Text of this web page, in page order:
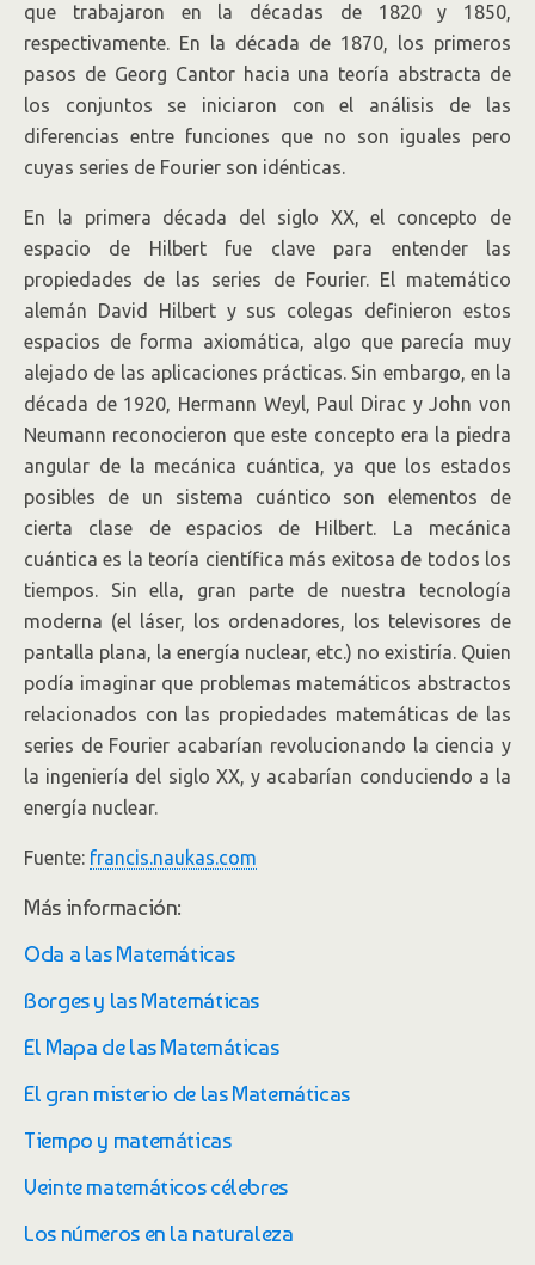
que trabajaron en la décadas de 1820 y 1850,
respectivamente. En la década de 1870, los primeros
pasos de Georg Cantor hacia una teoría abstracta de
los conjuntos se iniciaron con el análisis de las
diferencias entre funciones que no son iguales pero
cuyas series de Fourier son idénticas.
En la primera década del siglo XX, el concepto de
espacio de Hilbert fue clave para entender las
propiedades de las series de Fourier. El matemático
alemán David Hilbert y sus colegas definieron estos
espacios de forma axiomática, algo que parecía muy
alejado de las aplicaciones prácticas. Sin embargo, en la
década de 1920, Hermann Weyl, Paul Dirac y John von
Neumann reconocieron que este concepto era la piedra
angular de la mecánica cuántica, ya que los estados
posibles de un sistema cuántico son elementos de
cierta clase de espacios de Hilbert. La mecánica
cuántica es la teoría científica más exitosa de todos los
tiempos. Sin ella, gran parte de nuestra tecnología
moderna (el láser, los ordenadores, los televisores de
pantalla plana, la energía nuclear, etc.) no existiría. Quien
podía imaginar que problemas matemáticos abstractos
relacionados con las propiedades matemáticas de las
series de Fourier acabarían revolucionando la ciencia y
la ingeniería del siglo XX, y acabarían conduciendo a la
energía nuclear.
Fuente: francis.naukas.com
Más información:
Oda a las Matemáticas
Borges y las Matemáticas
El Mapa de las Matemáticas
El gran misterio de las Matemáticas
Tiempo y matemáticas
Veinte matemáticos célebres
Los números en la naturaleza